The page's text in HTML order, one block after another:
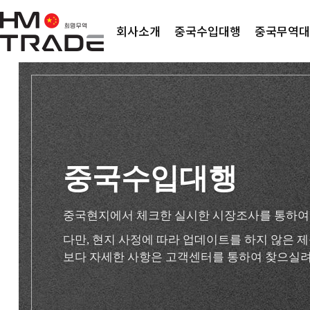
회사소개 중국수입대행 중국무역
중국수입대행
중국현지에서 체크한 실시한 시장조사를 통하
다만, 현지 사정에 따라 업데이트를 하지 않은
보다 자세한 사항은 고객센터를 통하여 찾으실